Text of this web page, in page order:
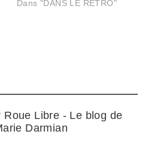
Dans "DANS LE RETRO"
Roue Libre - Le blog de
Darmian